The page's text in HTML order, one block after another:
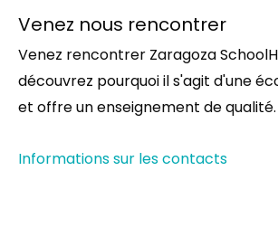
Venez nous rencontrer
Venez rencontrer Zaragoza
découvrez pourquoi il s'agit d'une
et offre un enseignement de qualité.
Informations sur les contacts